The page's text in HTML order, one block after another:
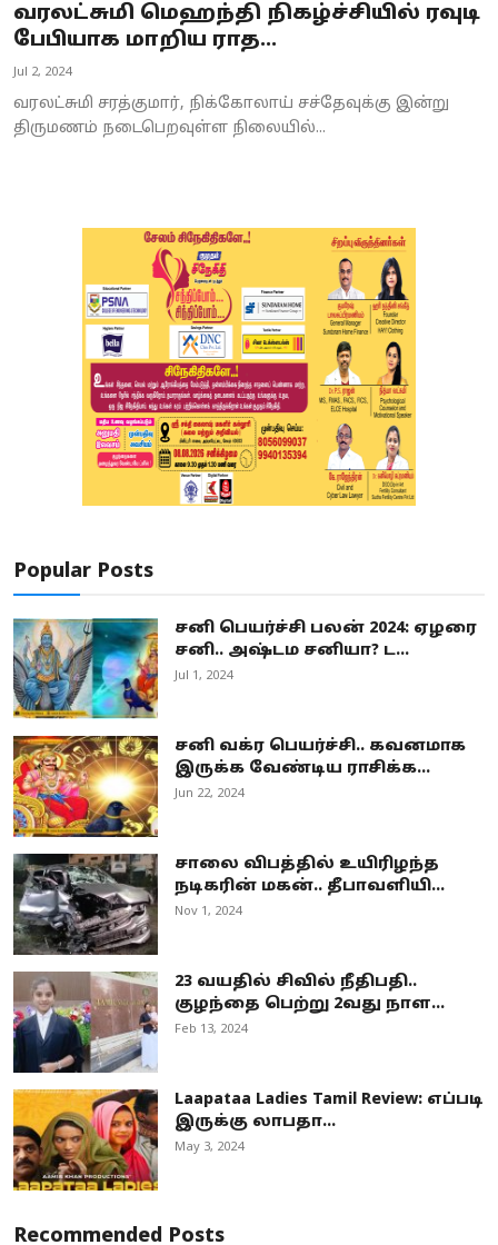
Astrology
Spirituality
Weather
வரலட்சுமி மெஹந்தி நிகழ்ச்சியில் ரவுடி
பேபியாக மாறிய ராத...
Jul 2, 2024
வரலட்சுமி சரத்குமார், நிக்கோலாய் சச்தேவுக்கு இன்று
திருமணம் நடைபெறவுள்ள நிலையில்...
Popular Posts
சனி பெயர்ச்சி பலன் 2024: ஏழரை
சனி.. அஷ்டம சனியா? ட...
Jul 1, 2024
சனி வக்ர பெயர்ச்சி.. கவனமாக
இருக்க வேண்டிய ராசிக்க...
Jun 22, 2024
சாலை விபத்தில் உயிரிழந்த
நடிகரின் மகன்.. தீபாவளியி...
Nov 1, 2024
23 வயதில் சிவில் நீதிபதி..
குழந்தை பெற்று 2வது நாள...
Feb 13, 2024
Laapataa Ladies Tamil Review: எப்படி
இருக்கு லாபதா...
May 3, 2024
Recommended Posts